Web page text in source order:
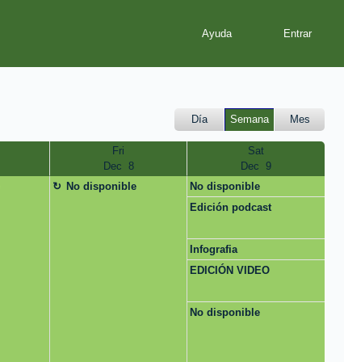
Ayuda
Día Semana Mes
Fri
Dec  8
Sat
Dec  9
No disponible
No disponible
Edición podcast
Infografia
EDICIÓN VIDEO
No disponible